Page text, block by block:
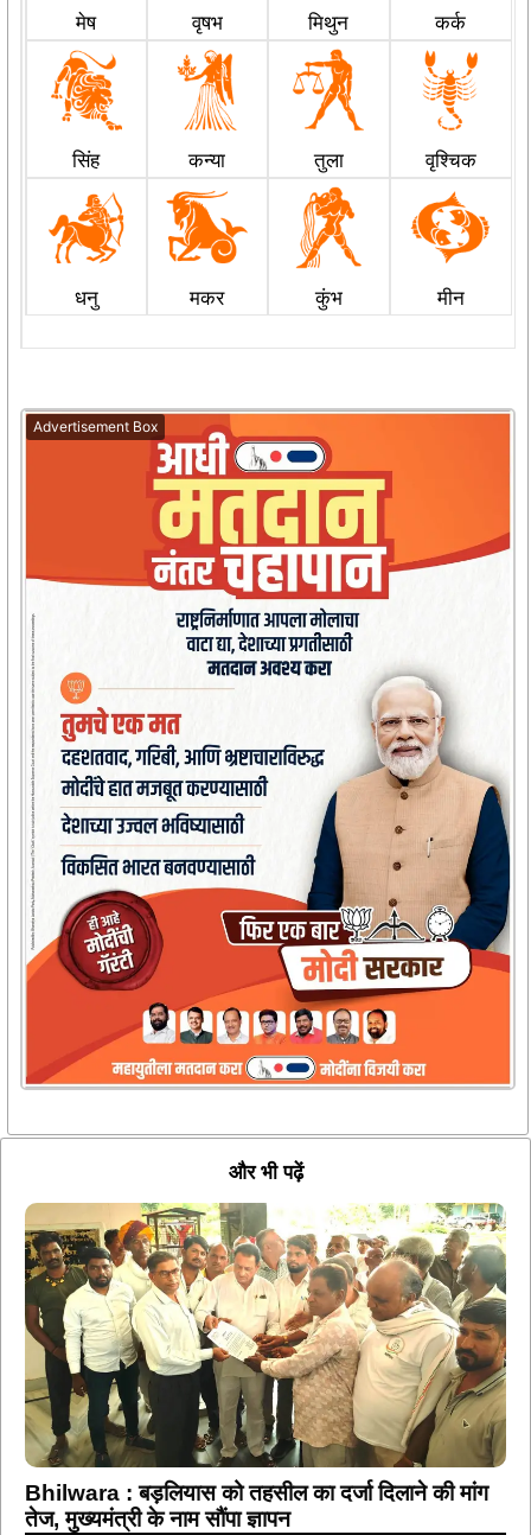
मेष वृषभ मिथुन कर्क
सिंह कन्या तुला वृश्चिक
धनु मकर कुंभ मीन
Advertisement Box
और भी पढ़ें
Bhilwara : बड़लियास को तहसील का दर्जा दिलाने की मांग
तेज, मुख्यमंत्री के नाम सौंपा ज्ञापन